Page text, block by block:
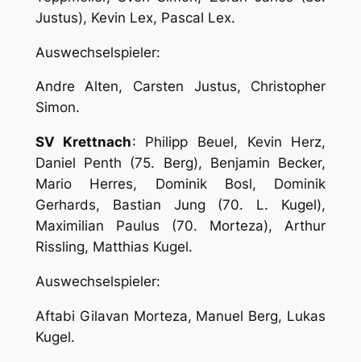
Justus), Kevin Lex, Pascal Lex.
Auswechselspieler:
Andre Alten, Carsten Justus, Christopher
Simon.
SV Krettnach: Philipp Beuel, Kevin Herz,
Daniel Penth (75. Berg), Benjamin Becker,
Mario Herres, Dominik Bosl, Dominik
Gerhards, Bastian Jung (70. L. Kugel),
Maximilian Paulus (70. Morteza), Arthur
Rissling, Matthias Kugel.
Auswechselspieler:
Aftabi Gilavan Morteza, Manuel Berg, Lukas
Kugel.